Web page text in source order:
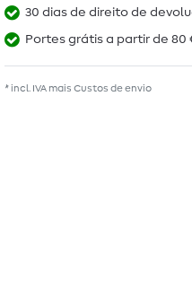
30 dias de direito de
Portes grátis a partir de 80
* incl. IVA mais Custos de envio